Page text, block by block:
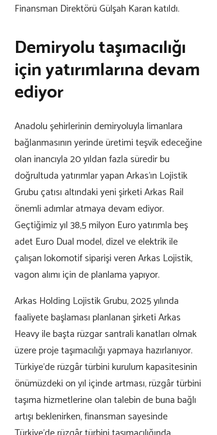
Finansman Direktörü Gülşah Karan katıldı.
Demiryolu taşımacılığı
için yatırımlarına devam
ediyor
Anadolu şehirlerinin demiryoluyla limanlara
bağlanmasının yerinde üretimi teşvik edeceğine
olan inancıyla 20 yıldan fazla süredir bu
doğrultuda yatırımlar yapan Arkas’ın Lojistik
Grubu çatısı altındaki yeni şirketi Arkas Rail
önemli adımlar atmaya devam ediyor.
Geçtiğimiz yıl 38,5 milyon Euro yatırımla beş
adet Euro Dual model, dizel ve elektrik ile
çalışan lokomotif siparişi veren Arkas Lojistik,
vagon alımı için de planlama yapıyor.
Arkas Holding Lojistik Grubu, 2025 yılında
faaliyete başlaması planlanan şirketi Arkas
Heavy ile başta rüzgar santrali kanatları olmak
üzere proje taşımacılığı yapmaya hazırlanıyor.
Türkiye’de rüzgâr türbini kurulum kapasitesinin
önümüzdeki on yıl içinde artması, rüzgâr türbini
taşıma hizmetlerine olan talebin de buna bağlı
artışı beklenirken, finansman sayesinde